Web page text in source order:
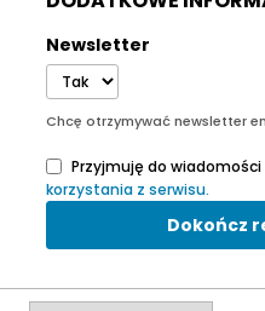
Newsletter
Chcę otrzymywać newsletter
Przyjmuję do
korzystania z serwisu.
Dokończ